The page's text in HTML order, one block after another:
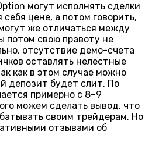
могут исполнять сделки
цене, а потом говорить,
же отличаться между
потом свою правоту не
отсутствие демо-счета
оставлять нелестные
как в этом случае можно
депозит будет слит. По
примерно с 8–9
можем сделать вывод, что
своим трейдерам. Но
отзывами об